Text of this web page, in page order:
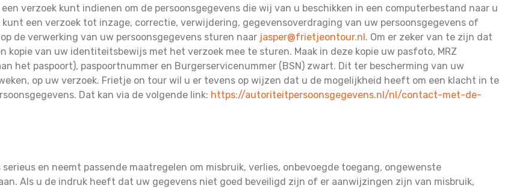
verzoek kunt indienen om de persoonsgegevens die wij van u beschikken in een computerbestand naar u
een verzoek tot inzage, correctie, verwijdering, gegevensoverdraging van uw persoonsgegevens of
de verwerking van uw persoonsgegevens sturen naar jasper@frietjeontour.nl. Om er zeker van te zijn dat
van uw identiteitsbewijs met het verzoek mee te sturen. Maak in deze kopie uw pasfoto, MRZ
het paspoort), paspoortnummer en Burgerservicenummer (BSN) zwart. Dit ter bescherming van uw
op uw verzoek. Frietje on tour wil u er tevens op wijzen dat u de mogelijkheid heeft om een klacht in te
Dat kan via de volgende link: https://autoriteitpersoonsgegevens.nl/nl/contact-met-de-
en neemt passende maatregelen om misbruik, verlies, onbevoegde toegang, ongewenste
Als u de indruk heeft dat uw gegevens niet goed beveiligd zijn of er aanwijzingen zijn van misbruik,